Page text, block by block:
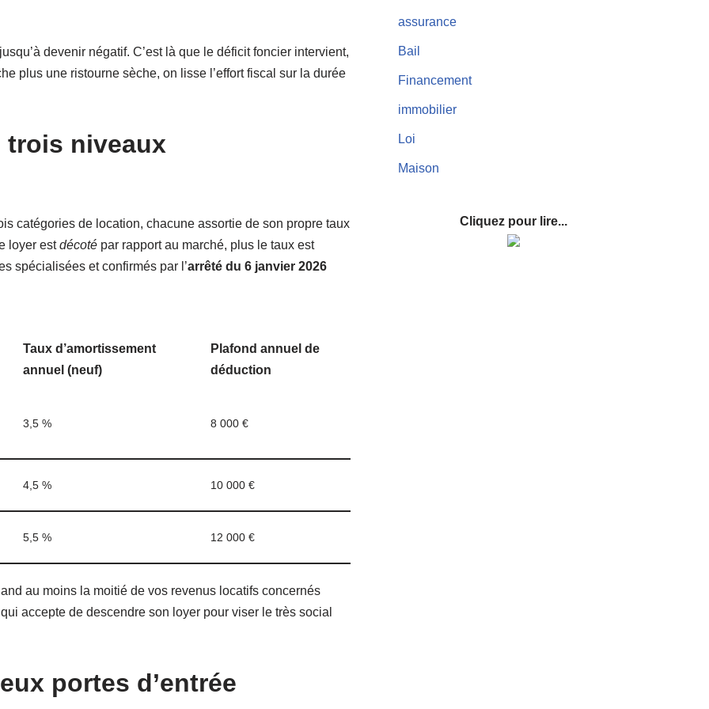
devenir négatif. C’est là que le déficit foncier intervient,
plus une ristourne sèche, on lisse l’effort fiscal sur la durée
trois niveaux
catégories de location, chacune assortie de son propre taux
loyer estdécoté par rapport au marché, plus le taux est
spécialisées et confirmés par l’arrêté du 6 janvier 2026
Taux d’amortissement
annuel (neuf)
Plafond annuel de
déduction
3,5 % 8 000 €
4,5 % 10 000 €
5,5 % 12 000 €
au moins la moitié de vos revenus locatifs concernés
accepte de descendre son loyer pour viser le très social
portes d’entrée
assurance
Bail
Financement
immobilier
Loi
Maison
Cliquez pour lire...